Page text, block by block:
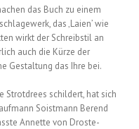
das Buch zu einem
das ‚Laien’ wie
wirkt der Schreibstil an
auch die Kürze der
Gestaltung das Ihre bei.
Strotdrees schildert, hat sich
Soistmann Berend
Annette von Droste-